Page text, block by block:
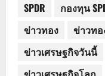
SPDR กองทุน
ข่าวทอง
ข่าวท
ข่าวเศรษฐกิจวันนี้